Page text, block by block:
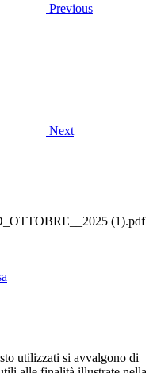
Previous
Next
(1).pdf
utilizzati si avvalgono di